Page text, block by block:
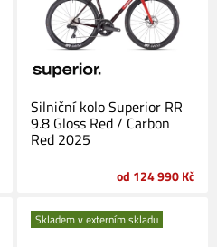
Silniční kolo Superior RR
9.8 Gloss Red / Carbon
Red 2025
od 124 990 Kč
Skladem v externím skladu